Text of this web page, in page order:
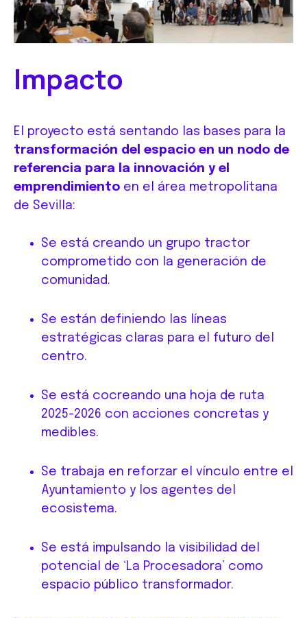
Impacto
El proyecto está sentando las bases para la
transformación del espacio en un nodo de
referencia para la innovación y el
emprendimiento en el área metropolitana
de Sevilla:
Se está creando un grupo tractor
comprometido con la generación de
comunidad.
Se están definiendo las líneas
estratégicas claras para el futuro del
centro.
Se está cocreando una hoja de ruta
2025-2026 con acciones concretas y
medibles.
Se trabaja en reforzar el vínculo entre el
Ayuntamiento y los agentes del
ecosistema.
Se está impulsando la visibilidad del
potencial de ‘La Procesadora’ como
espacio público transformador.